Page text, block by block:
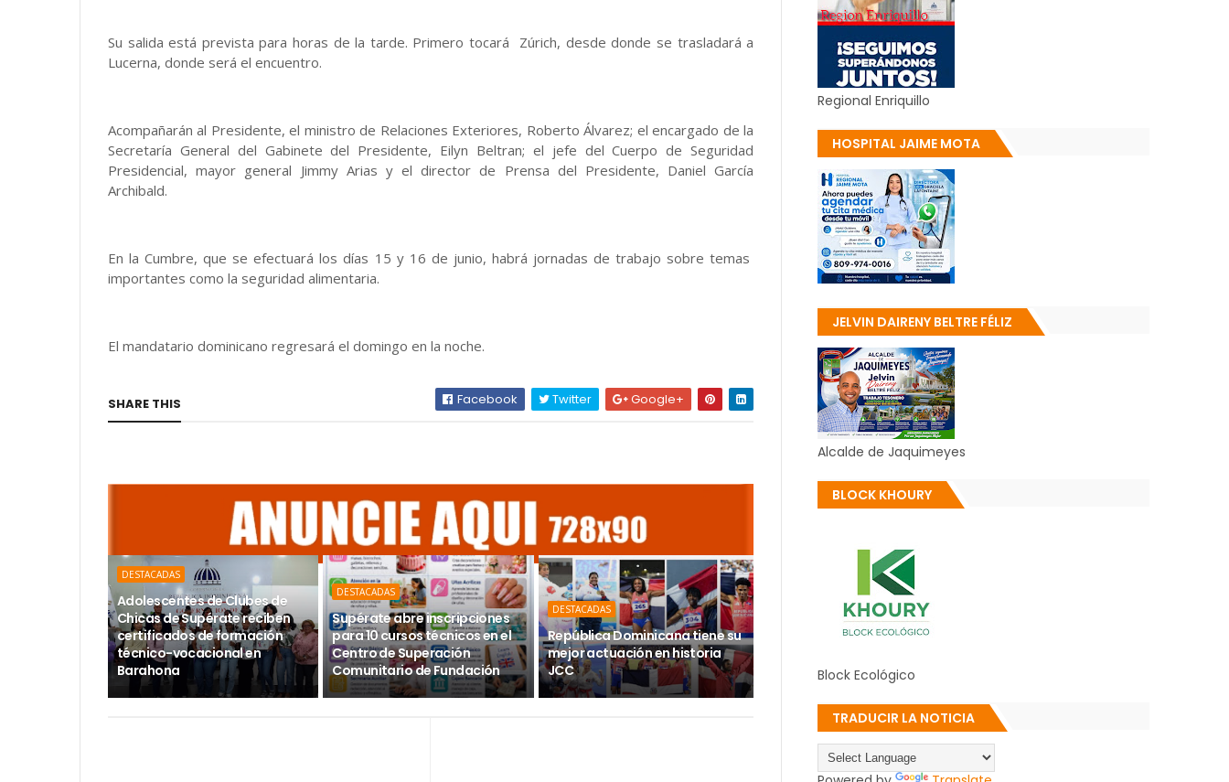
Su salida está prevista para horas de la tarde. Primero tocará Zúrich, desde donde se trasladará a
Lucerna, donde será el encuentro.
Acompañarán al Presidente, el ministro de Relaciones Exteriores, Roberto Álvarez; el encargado de la
Secretaría General del Gabinete del Presidente, Eilyn Beltran; el jefe del Cuerpo de Seguridad
Presidencial, mayor general Jimmy Arias y el director de Prensa del Presidente, Daniel García
Archibald.
En la Cumbre, que se efectuará los días 15 y 16 de junio, habrá jornadas de trabajo sobre temas
importantes como la seguridad alimentaria.
El mandatario dominicano regresará el domingo en la noche.
SHARE THIS Facebook Twitter Google+
DESTACADAS
Adolescentes de Clubes de
Chicas de Supérate reciben
certificados de formación
técnico-vocacional en
Barahona
DESTACADAS
Supérate abre inscripciones
para 10 cursos técnicos en el
Centro de Superación
Comunitario de Fundación
DESTACADAS
República Dominicana tiene su
mejor actuación en historia
JCC
Regional Enriquillo
HOSPITAL JAIME MOTA
JELVIN DAIRENY BELTRE FÉLIZ
Alcalde de Jaquimeyes
BLOCK KHOURY
Block Ecológico
TRADUCIR LA NOTICIA